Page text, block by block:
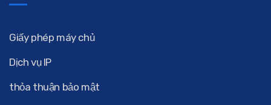
Giấy phép máy chủ
Dịch vụ IP
thỏa thuận bảo mật